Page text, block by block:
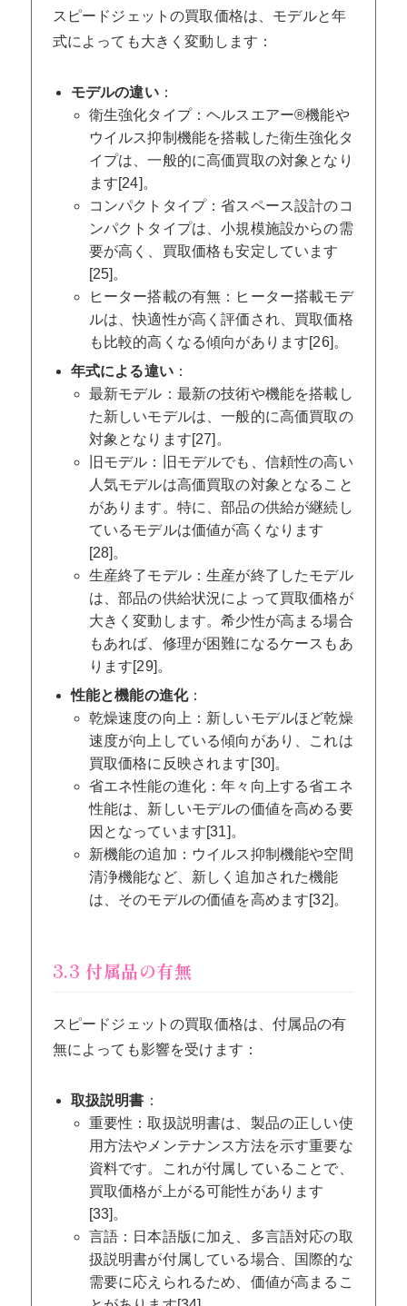
スピードジェットの買取価格は、モデルと年
式によっても大きく変動します：
モデルの違い：
衛生強化タイプ：ヘルスエアー®機能や
ウイルス抑制機能を搭載した衛生強化タ
イプは、一般的に高価買取の対象となり
ます[24]。
コンパクトタイプ：省スペース設計のコ
ンパクトタイプは、小規模施設からの需
要が高く、買取価格も安定しています
[25]。
ヒーター搭載の有無：ヒーター搭載モデ
ルは、快適性が高く評価され、買取価格
も比較的高くなる傾向があります[26]。
年式による違い：
最新モデル：最新の技術や機能を搭載し
た新しいモデルは、一般的に高価買取の
対象となります[27]。
旧モデル：旧モデルでも、信頼性の高い
人気モデルは高価買取の対象となること
があります。特に、部品の供給が継続し
ているモデルは価値が高くなります
[28]。
生産終了モデル：生産が終了したモデル
は、部品の供給状況によって買取価格が
大きく変動します。希少性が高まる場合
もあれば、修理が困難になるケースもあ
ります[29]。
性能と機能の進化：
乾燥速度の向上：新しいモデルほど乾燥
速度が向上している傾向があり、これは
買取価格に反映されます[30]。
省エネ性能の進化：年々向上する省エネ
性能は、新しいモデルの価値を高める要
因となっています[31]。
新機能の追加：ウイルス抑制機能や空間
清浄機能など、新しく追加された機能
は、そのモデルの価値を高めます[32]。
3.3 付属品の有無
スピードジェットの買取価格は、付属品の有
無によっても影響を受けます：
取扱説明書 ：
重要性：取扱説明書は、製品の正しい使
用方法やメンテナンス方法を示す重要な
資料です。これが付属していることで、
買取価格が上がる可能性があります
[33]。
言語：日本語版に加え、多言語対応の取
扱説明書が付属している場合、国際的な
需要に応えられるため、価値が高まるこ